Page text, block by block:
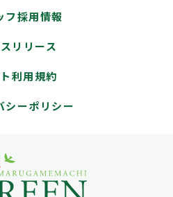
フ採用情報
リリース
利用規約
シーポリシー